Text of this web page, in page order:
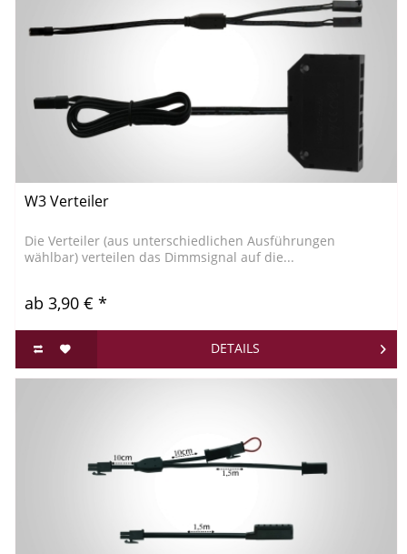
W3 Verteiler
Die Verteiler (aus unterschiedlichen Ausführungen
wählbar) verteilen das Dimmsignal auf die...
ab 3,90 € *
DETAILS